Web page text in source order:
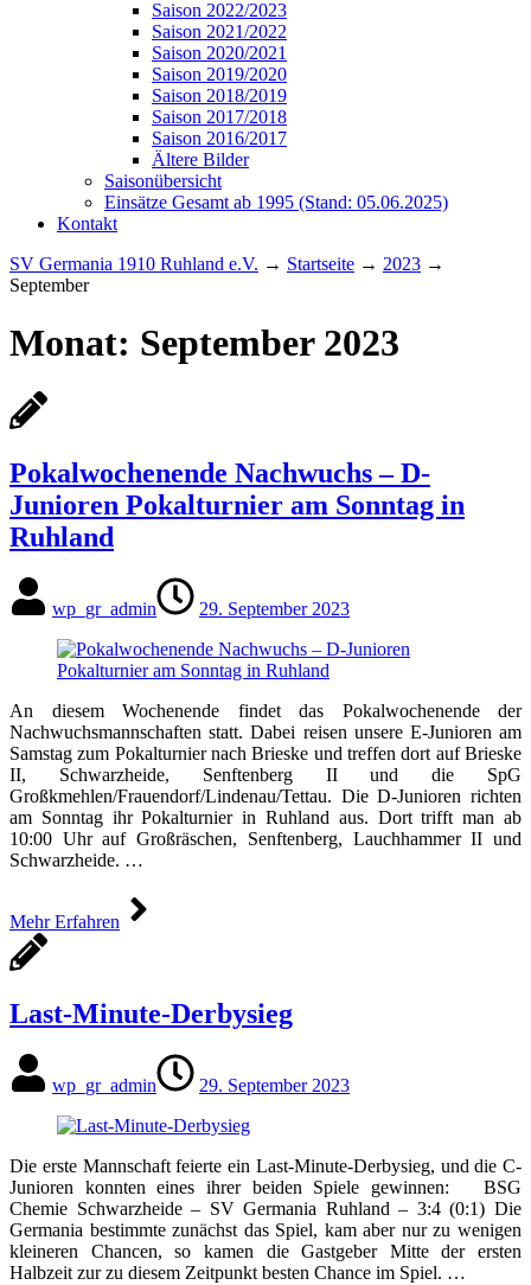
Saison 2022/2023
Saison 2021/2022
Saison 2020/2021
Saison 2019/2020
Saison 2018/2019
Saison 2017/2018
Saison 2016/2017
Ältere Bilder
Saisonübersicht
Einsätze Gesamt ab 1995 (Stand: 05.06.2025)
Kontakt
SV Germania 1910 Ruhland e.V. → Startseite → 2023 →
September
Monat: September 2023
Pokalwochenende Nachwuchs – D-
Junioren Pokalturnier am Sonntag in
Ruhland
wp_gr_admin 29. September 2023
An diesem Wochenende findet das Pokalwochenende der
Nachwuchsmannschaften statt. Dabei reisen unsere E-Junioren am
Samstag zum Pokalturnier nach Brieske und treffen dort auf Brieske
II, Schwarzheide, Senftenberg II und die SpG
Großkmehlen/Frauendorf/Lindenau/Tettau. Die D-Junioren richten
am Sonntag ihr Pokalturnier in Ruhland aus. Dort trifft man ab
10:00 Uhr auf Großräschen, Senftenberg, Lauchhammer II und
Schwarzheide. …
Mehr Erfahren
Last-Minute-Derbysieg
wp_gr_admin 29. September 2023
Die erste Mannschaft feierte ein Last-Minute-Derbysieg, und die C-
Junioren konnten eines ihrer beiden Spiele gewinnen: BSG
Chemie Schwarzheide – SV Germania Ruhland – 3:4 (0:1) Die
Germania bestimmte zunächst das Spiel, kam aber nur zu wenigen
kleineren Chancen, so kamen die Gastgeber Mitte der ersten
Halbzeit zur zu diesem Zeitpunkt besten Chance im Spiel. …